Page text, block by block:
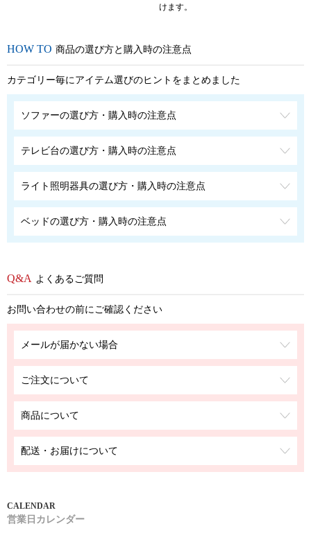
けます。
商品の選び方と購入時の注意点
カテゴリー毎にアイテム選びのヒントをまとめました
ソファーの選び方・購入時の注意点
テレビ台の選び方・購入時の注意点
ライト照明器具の選び方・購入時の注意点
ベッドの選び方・購入時の注意点
よくあるご質問
お問い合わせの前にご確認ください
メールが届かない場合
ご注文について
商品について
配送・お届けについて
営業日カレンダー